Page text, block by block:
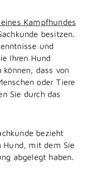
Kampfhundes
besitzen.
und
Ihren Hund
dass von
oder Tiere
Sie durch das
bezieht
mit dem Sie
abgelegt haben.